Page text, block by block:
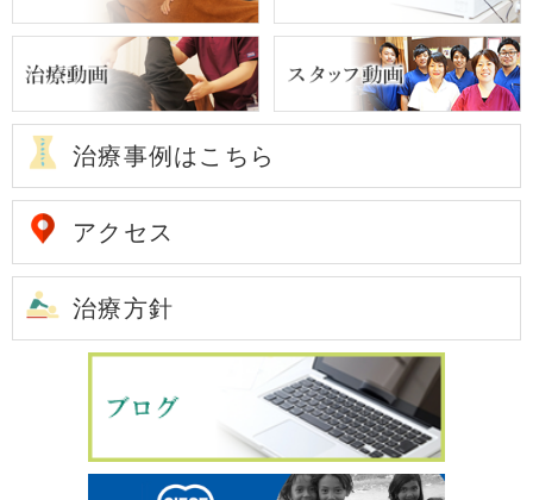
治療事例はこちら
アクセス
治療方針